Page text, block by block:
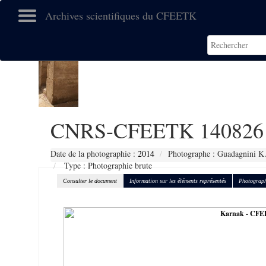
Archives scientifiques du CFEETK
CNRS-CFEETK 140826
Date de la photographie : 2014
Photographe : Guadagnini K.
Type : Photographie brute
Consulter le document Information sur les éléments représentés